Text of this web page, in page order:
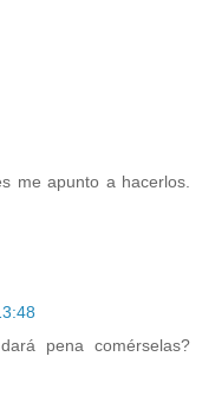
me apunto a hacerlos.
pena comérselas?